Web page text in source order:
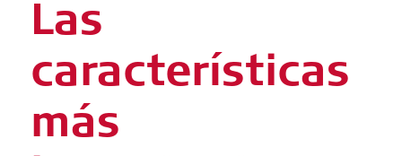
Las
características
más